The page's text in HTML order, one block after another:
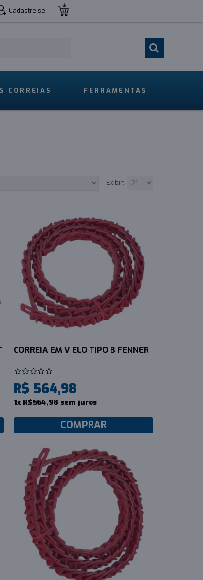
Cadastre-se
CORREIAS FERRAMENTAS
Exibir:
CORREIA EM V ELO TIPO B FENNER
R$ 564,98
1x R$564,98 sem juros
COMPRAR